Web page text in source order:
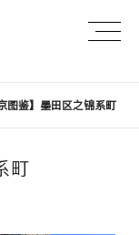
图鉴】墨田区之锦系町
町